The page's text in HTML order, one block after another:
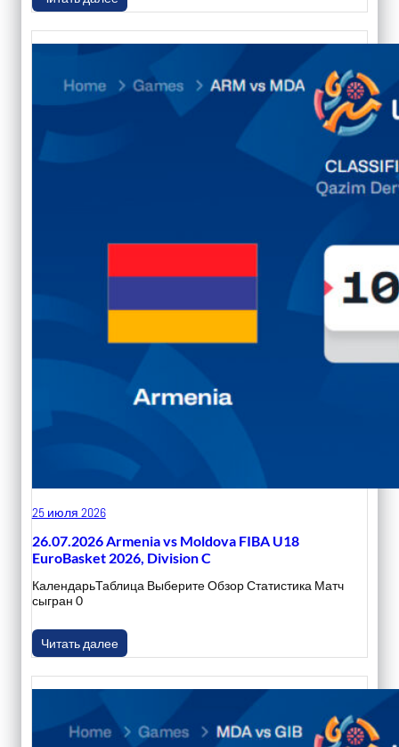
25 июля 2026
26.07.2026 Armenia vs Moldova FIBA U18
EuroBasket 2026, Division C
КалендарьТаблица Выберите Обзор Статистика Матч
сыгран 0
Читать далее